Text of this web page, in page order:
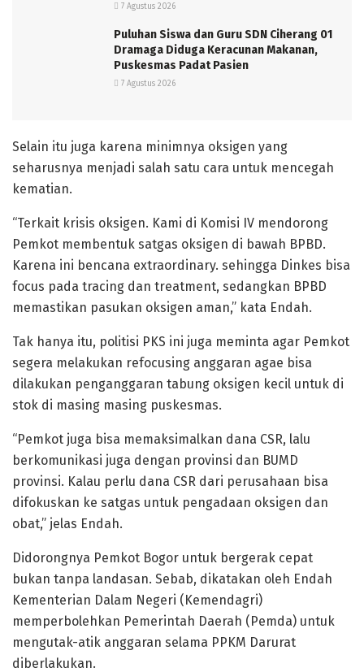
7 Agustus 2026
Puluhan Siswa dan Guru SDN Ciherang 01
Dramaga Diduga Keracunan Makanan,
Puskesmas Padat Pasien
7 Agustus 2026
Selain itu juga karena minimnya oksigen yang
seharusnya menjadi salah satu cara untuk mencegah
kematian.
“Terkait krisis oksigen. Kami di Komisi IV mendorong
Pemkot membentuk satgas oksigen di bawah BPBD.
Karena ini bencana extraordinary. sehingga Dinkes bisa
focus pada tracing dan treatment, sedangkan BPBD
memastikan pasukan oksigen aman,” kata Endah.
Tak hanya itu, politisi PKS ini juga meminta agar Pemkot
segera melakukan refocusing anggaran agae bisa
dilakukan penganggaran tabung oksigen kecil untuk di
stok di masing masing puskesmas.
“Pemkot juga bisa memaksimalkan dana CSR, lalu
berkomunikasi juga dengan provinsi dan BUMD
provinsi. Kalau perlu dana CSR dari perusahaan bisa
difokuskan ke satgas untuk pengadaan oksigen dan
obat,” jelas Endah.
Didorongnya Pemkot Bogor untuk bergerak cepat
bukan tanpa landasan. Sebab, dikatakan oleh Endah
Kementerian Dalam Negeri (Kemendagri)
memperbolehkan Pemerintah Daerah (Pemda) untuk
mengutak-atik anggaran selama PPKM Darurat
diberlakukan.